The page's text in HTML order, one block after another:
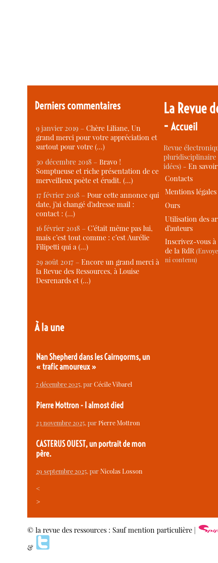
Derniers commentaires
9 janvier 2019 –Chère Liliane, Un
grand merci pour votre appréciation et
surtout pour votre (…)
30 décembre 2018 –Bravo !
Somptueuse et riche présentation de ce
merveilleux poète et érudit. (…)
17 février 2018 –Pour cette annonce qui
date, j’ai changé d’adresse mail :
contact : (…)
16 février 2018 –C’était même pas lui,
mais c’est tout comme : c’est Aurélie
Filipetti qui a (…)
29 août 2017 –Encore un grand merci à
la Revue des Ressources, à Louise
Desrenards et (…)
À la une
Nan Shepherd dans les Cairngorms, un
« trafic amoureux »
7 décembre 2025, parCécile Vibarel
Pierre Mottron - I almost died
23 novembre 2025, parPierre Mottron
CASTERUS OUEST, un portrait de mon
père.
29 septembre 2025, parNicolas Losson
<
>
La Revue
-Accueil
Revue
idées) -En
Contacts
Mentions légales
Ours
Utilisation des
d’auteurs
Inscrivez-vous
de la RdR
ni contenu)
© la revue des ressources : Sauf mention particulière |
&